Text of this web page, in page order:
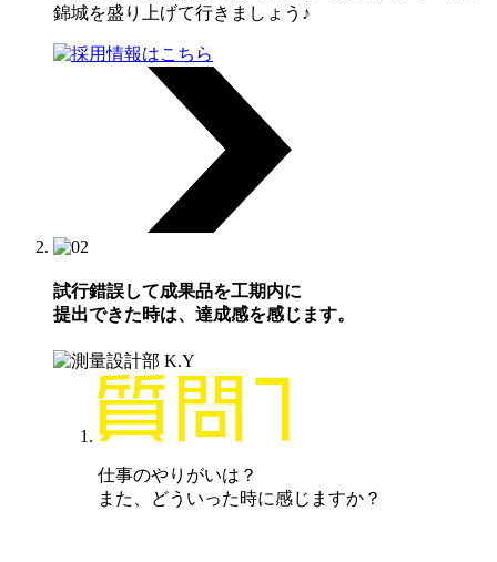
錦城を盛り上げて行きましょう♪
試行錯誤して成果品を工期内に
提出できた時は、達成感を感じます。
仕事のやりがいは？
また、どういった時に感じますか？